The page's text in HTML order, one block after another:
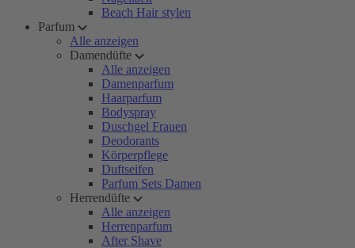
Beach Hair stylen
Parfum
Alle anzeigen
Damendüfte
Alle anzeigen
Damenparfum
Haarparfum
Bodyspray
Duschgel Frauen
Deodorants
Körperpflege
Duftseifen
Parfum Sets Damen
Herrendüfte
Alle anzeigen
Herrenparfum
After Shave